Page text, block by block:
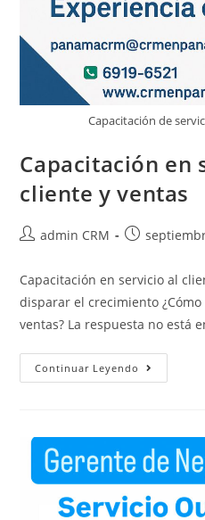
Capacitación de
Capacitación en
cliente y ventas
admin CRM
Capacitación en servicio al
disparar el crecimiento
ventas? La respuesta no está
Continuar Leyendo